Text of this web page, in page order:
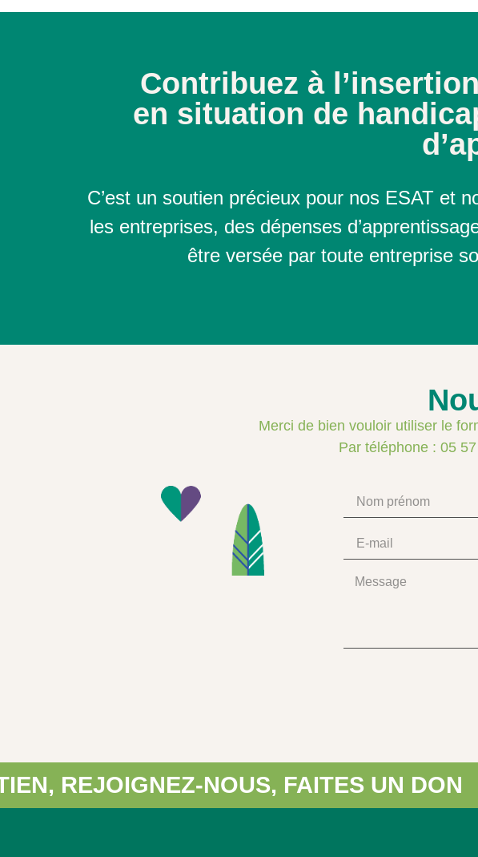
Contribuez à
en situation de
C’est un soutien précieux pour nos ESAT et
les entreprises, des dépenses
être versée par toute entreprise
Merci de bien vouloir utiliser le
Par téléphone : 05
NOUS, FAITES UN DON